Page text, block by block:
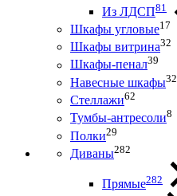
Из ЛДСП81
Шкафы угловые17
Шкафы витрина32
Шкафы-пенал39
Навесные шкафы32
Стеллажи62
Тумбы-антресоли8
Полки29
Диваны282
Прямые282